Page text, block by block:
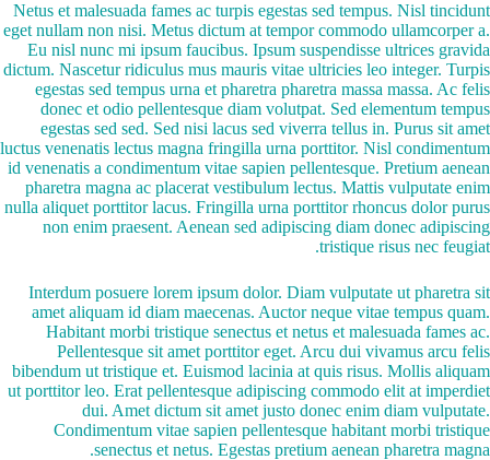
Netus et malesuada fames ac turpis egestas sed tempus. Nisl tincidunt
eget nullam non nisi. Metus dictum at tempor commodo ullamcorper a.
Eu nisl nunc mi ipsum faucibus. Ipsum suspendisse ultrices gravida
dictum. Nascetur ridiculus mus mauris vitae ultricies leo integer. Turpis
egestas sed tempus urna et pharetra pharetra massa massa. Ac felis
donec et odio pellentesque diam volutpat. Sed elementum tempus
egestas sed sed. Sed nisi lacus sed viverra tellus in. Purus sit amet
luctus venenatis lectus magna fringilla urna porttitor. Nisl condimentum
id venenatis a condimentum vitae sapien pellentesque. Pretium aenean
pharetra magna ac placerat vestibulum lectus. Mattis vulputate enim
nulla aliquet porttitor lacus. Fringilla urna porttitor rhoncus dolor purus
non enim praesent. Aenean sed adipiscing diam donec adipiscing
tristique risus nec feugiat.
Interdum posuere lorem ipsum dolor. Diam vulputate ut pharetra sit
amet aliquam id diam maecenas. Auctor neque vitae tempus quam.
Habitant morbi tristique senectus et netus et malesuada fames ac.
Pellentesque sit amet porttitor eget. Arcu dui vivamus arcu felis
bibendum ut tristique et. Euismod lacinia at quis risus. Mollis aliquam
ut porttitor leo. Erat pellentesque adipiscing commodo elit at imperdiet
dui. Amet dictum sit amet justo donec enim diam vulputate.
Condimentum vitae sapien pellentesque habitant morbi tristique
senectus et netus. Egestas pretium aenean pharetra magna.